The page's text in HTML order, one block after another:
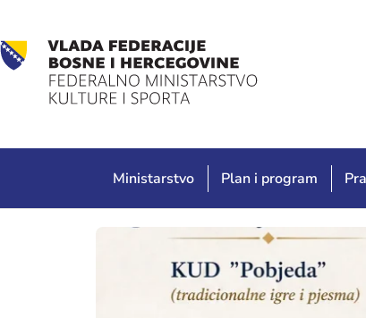
Ministarstvo Plan i program